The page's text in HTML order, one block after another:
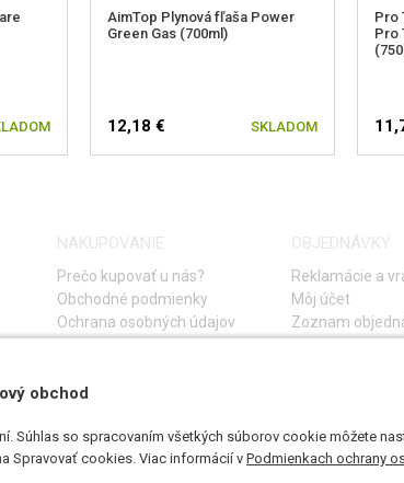
AimTop Plynová fľaša Power
Green Gas (700ml)
12,18 € SKLADOM
Pro
Pro
NAKUPOVANIE
Prečo kupovať u nás?
Obchodné podmienky
Ochrana osobných údajov
OBJEDNÁVKY
Reklamácie a
Môj účet
Zoznam
obchod
Súhlas so spracovaním všetkých súborov cookie môžete
Spravovať cookies. Viac informácií v Podmienkach ochrany